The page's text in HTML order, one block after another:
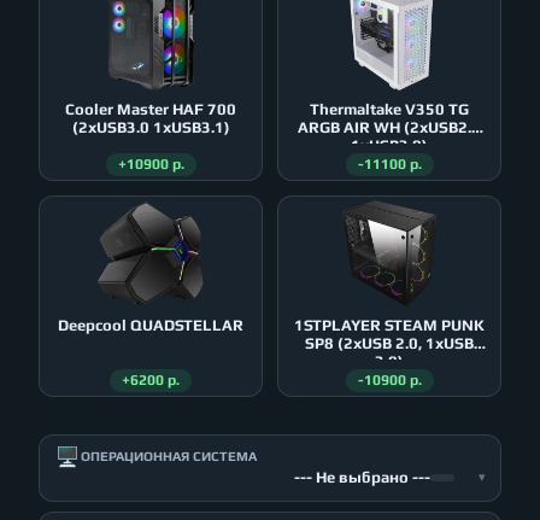
Cooler Master HAF 700
(2xUSB3.0 1xUSB3.1)
+10900 р.
Thermaltake V350 TG
ARGB AIR WH (2xUSB2.0
1xUSB3.0)
-11100 р.
Deepcool QUADSTELLAR
+6200 р.
1STPLAYER STEAM PUNK
SP8 (2xUSB 2.0, 1xUSB
3.0)
-10900 р.
🖥️ ОПЕРАЦИОННАЯ СИСТЕМА
--- Не выбрано --- ▾